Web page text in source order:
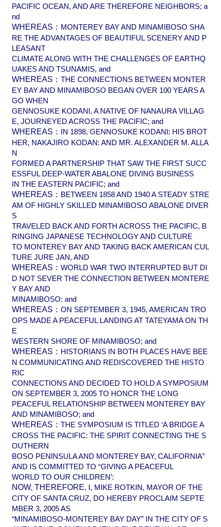
PACIFIC OCEAN, AND ARE THEREFORE NEIGHBORS; a
nd
WHEREAS： MONTEREY BAY AND MINAMIBOSO SHA
RE THE ADVANTAGES OF BEAUTIFUL SCENERY AND P
LEASANT
CLIMATE ALONG WITH THE CHALLENGES OF EARTHQ
UAKES AND TSUNAMIS, and
WHEREAS： THE CONNECTIONS BETWEEN MONTER
EY BAY AND MINAMIBOSO BEGAN OVER 100 YEARS A
GO WHEN
GENNOSUKE KODANI, A NATIVE OF NANAURA VILLAG
E, JOURNEYED ACROSS THE PACIFIC; and
WHEREAS： IN 1898, GENNOSUKE KODANI; HIS BROT
HER, NAKAJIRO KODAN: AND MR. ALEXANDER M. ALLA
N
FORMED A PARTNERSHIP THAT SAW THE FIRST SUCC
ESSFUL DEEP-WATER ABALONE DIVING BUSINESS
IN THE EASTERN PACIFIC; and
WHEREAS： BETWEEN 1858 AND 1940 A STEADY STRE
AM OF HIGHLY SKILLED MINAMIBOSO ABALONE DIVER
S
TRAVELED BACK AND FORTH ACROSS THE PACIFIC, B
RINGING JAPANESE TECHNOLOGY AND CULTURE
TO MONTEREY BAY AND TAKING BACK AMERICAN CUL
TURE JURE JAN, AND
WHEREAS： WORLD WAR TWO INTERRUPTED BUT DI
D NOT SEVER THE CONNECTION BETWEEN MONTERE
Y BAY AND
MINAMIBOSO: and
WHEREAS： ON SEPTEMBER 3, 1945, AMERICAN TRO
OPS MADE A PEACEFUL LANDING AT TATEYAMA ON TH
E
WESTERN SHORE OF MINAMIBOSO; and
WHEREAS： HISTORIANS IN BOTH PLACES HAVE BEE
N COMMUNICATING AND REDISCOVERED THE HISTO
RIC
CONNECTIONS AND DECIDED TO HOLD A SYMPOSIUM
ON SEPTEMBER 3, 2005 TO HONCR THE LONG
PEACEFUL RELATIONSHIP BETWEEN MONTEREY BAY
AND MINAMIBOSO; and
WHEREAS： THE SYMPOSIUM IS TITLED ‘A BRIDGE A
CROSS THE PACIFIC: THE SPIRIT CONNECTING THE S
OUTHERN
BOSO PENINSULA AND MONTEREY BAY, CALIFORNIA”
AND IS COMMITTED TO “GIVING A PEACEFUL
WORLD TO OUR CHILDREN’:
NOW, THEREFORE, I, MIKE ROTKIN, MAYOR OF THE
CITY OF SANTA CRUZ, DO HEREBY PROCLAIM SEPTE
MBER 3, 2005 AS
“MINAMIBOSO-MONTEREY BAY DAY” IN THE CITY OF S